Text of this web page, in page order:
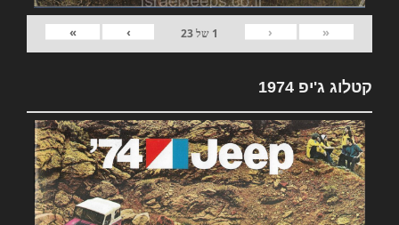
«
‹
1 של23
›
»
קטלוג ג'יפ 1974